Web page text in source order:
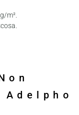
m².